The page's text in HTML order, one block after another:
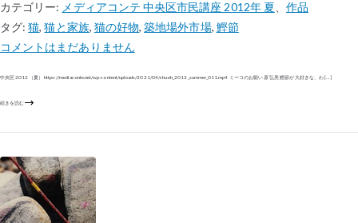
カテゴリー: メディアコンテ 中央区市民講座 2012年 夏
作品
タグ:猫,猫と家族, 猫の好物,築地場外市場, 鰹節
コメントはまだありません
中央区 2012（夏） https://mediaconte.net/wp-content/uploads/2021/04/chuoh_2012_summer_011.mp4 ミーコのお願い 原 弘美 鰹節が大好きな、わ […]
続きを読む